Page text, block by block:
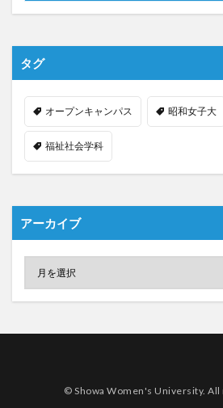
タグ
オープンキャンパス 昭和女子大
福祉社会学科
アーカイブ
© Showa Women's University.